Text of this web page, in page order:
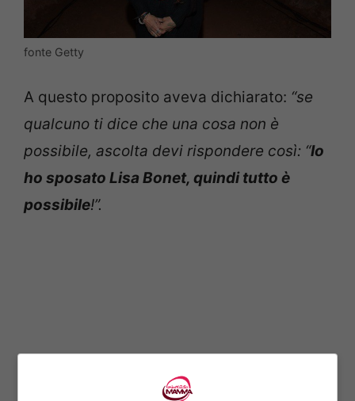
fonte Getty
A questo proposito aveva dichiarato: “se
qualcuno ti dice che una cosa non è
possibile, ascolta devi rispondere così: “Io
ho sposato Lisa Bonet, quindi tutto è
possibile!”.